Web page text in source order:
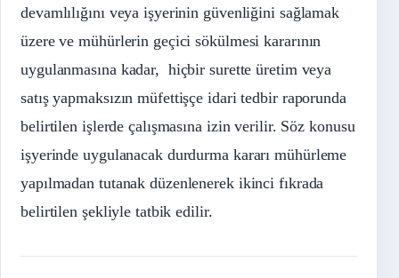
devamlılığını veya işyerinin güvenliğini sağlamak
üzere ve mühürlerin geçici sökülmesi kararının
uygulanmasına kadar, hiçbir surette üretim veya
satış yapmaksızın müfettişçe idari tedbir raporunda
belirtilen işlerde çalışmasına izin verilir. Söz konusu
işyerinde uygulanacak durdurma kararı mühürleme
yapılmadan tutanak düzenlenerek ikinci fıkrada
belirtilen şekliyle tatbik edilir.